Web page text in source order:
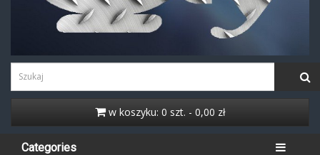
w koszyku: 0 szt. - 0,00 zł
Categories